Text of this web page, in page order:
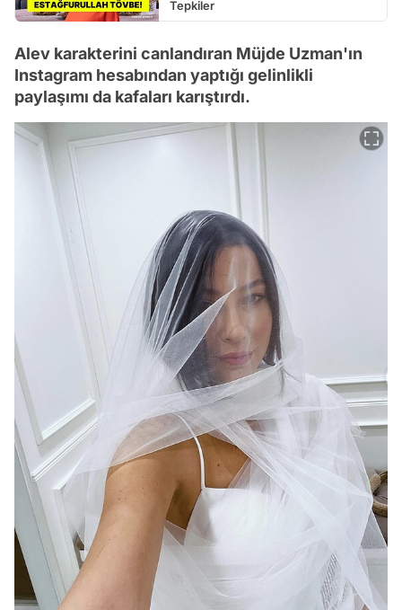
Tepkiler
Alev karakterini canlandıran Müjde Uzman'ın
Instagram hesabından yaptığı gelinlikli
paylaşımı da kafaları karıştırdı.